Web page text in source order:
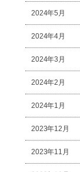
2024年5月
2024年4月
2024年3月
2024年2月
2024年1月
2023年12月
2023年11月